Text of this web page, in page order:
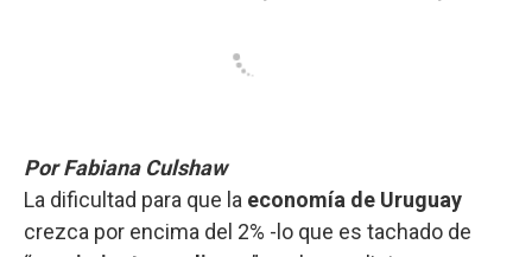
Por Fabiana Culshaw
La dificultad para que la economía de Uruguay
crezca por encima del 2% -lo que es tachado de